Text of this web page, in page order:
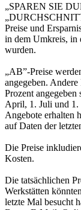
„SPAREN SIE
Preise und
in dem Umkreis, in
wurden.
„AB”-Preise
angegeben.
Prozent
April, 1. Juli und 1.
Angebote erhalten
auf Daten der
Die Preise
Kosten.
Die tatsächlichen
Werkstätten
letzte Mal besucht